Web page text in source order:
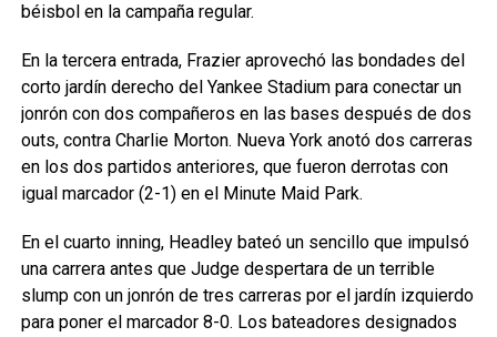
béisbol en la campaña regular.
En la tercera entrada, Frazier aprovechó las bondades del
corto jardín derecho del Yankee Stadium para conectar un
jonrón con dos compañeros en las bases después de dos
outs, contra Charlie Morton. Nueva York anotó dos carreras
en los dos partidos anteriores, que fueron derrotas con
igual marcador (2-1) en el Minute Maid Park.
En el cuarto inning, Headley bateó un sencillo que impulsó
una carrera antes que Judge despertara de un terrible
slump con un jonrón de tres carreras por el jardín izquierdo
para poner el marcador 8-0. Los bateadores designados